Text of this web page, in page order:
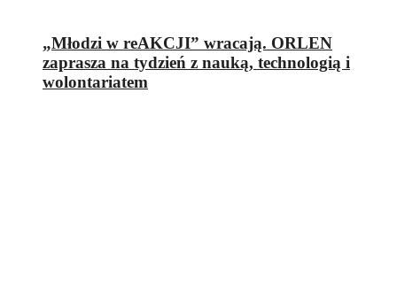
„Młodzi w reAKCJI” wracają. ORLEN
zaprasza na tydzień z nauką, technologią i
wolontariatem